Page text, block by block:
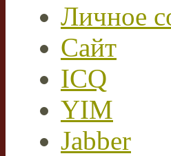
Личное
Сайт
ICQ
YIM
Jabber